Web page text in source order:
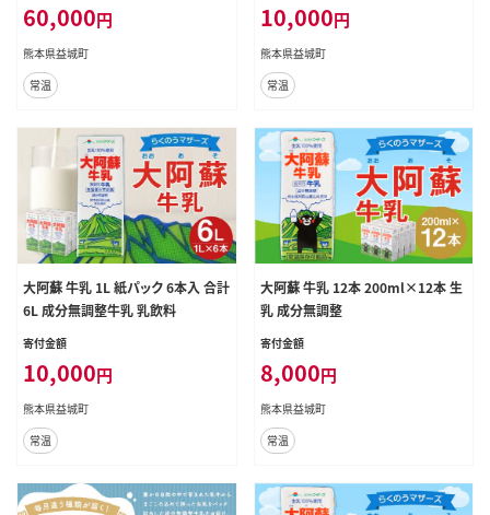
60,000円
熊本県益城町
常温
10,000円
熊本県益城町
常温
大阿蘇 牛乳 1L 紙パック 6本入 合計
6L 成分無調整牛乳 乳飲料
寄付金額
10,000円
熊本県益城町
常温
大阿蘇 牛乳 12本 200ml×12本 生
乳 成分無調整
寄付金額
8,000円
熊本県益城町
常温